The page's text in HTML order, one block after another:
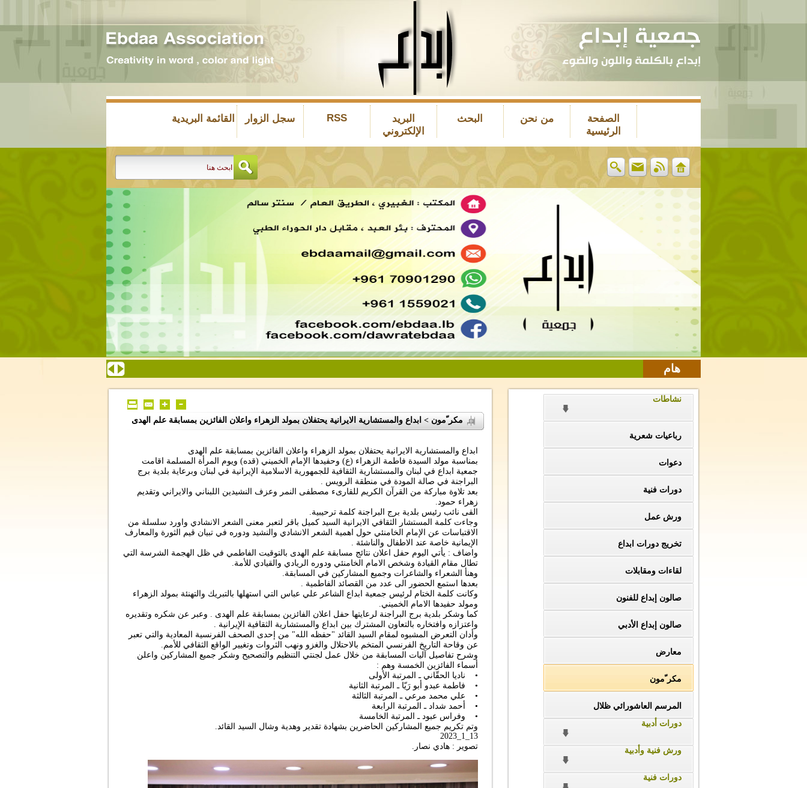
الصفحة
الرئيسية
من نحن البحث
البريد
الإلكتروني
RSS سجل الزوار القائمة البريدية
هام
نشاطات
رباعيات شعرية
دعوات
دورات فنية
ورش عمل
تخريج دورات ابداع
لقاءات ومقابلات
صالون إبداع للفنون
صالون إبداع الأدبي
معارض
مكر ّمون
المرسم العاشورائي ظلال
دورات أدبية
ورش فنية وأدبية
دورات فنية
مكر ّمون > ابداع والمستشارية الايرانية يحتفلان بمولد الزهراء واعلان الفائزين بمسابقة علم الهدى
ابداع والمستشارية الايرانية يحتفلان بمولد الزهراء واعلان الفائزين بمسابقة علم الهدى
بمناسبة مولد السيدة فاطمة الزهراء (ع) وحفيدها الإمام الخميني (قده) ويوم المرأة المسلمة اقامت
جمعية ابداع في لبنان والمستشارية الثقافية للجمهورية الاسلامية الإيرانية في لبنان وبرعاية بلدية برج
البراجنة في صالة المودة في منطقة الرويس .
بعد تلاوة مباركة من القرآن الكريم للقارىء مصطفى النمر وعزف النشيدين اللبناني والايراني وتقديم
زهراء حمود.
القى نائب رئيس بلدية برج البراجنة كلمة ترحيبية.
وجاءت كلمة المستشار الثقافي الايرانية السيد كميل باقر لتعبر معنى الشعر الانشادي واورد سلسلة من
الاقتباسات عن الإمام الخامنئي حول اهمية الشعر الانشادي والنشيد ودوره في تبيان قيم الثورة والمعارف
الإيمانية خاصة عند الاطفال والناشئة .
واضاف : يأتي اليوم حفل اعلان نتائج مسابقة علم الهدى بالتوقيت الفاطمي في ظل الهجمة الشرسة التي
تطال مقام القيادة وشخص الامام الخامنئي ودوره الريادي والقيادي للأمة.
وهنأ الشعراء والشاعرات وجميع المشاركين في المسابقة.
بعدها استمع الحضور الى عدد من القصائد الفاطمية .
وكانت كلمة الختام لرئيس جمعية ابداع الشاعر علي عباس التي استهلها بالتبريك والتهنئة بمولد الزهراء
ومولد حفيدها الامام الخميني.
كما وشكر بلدية برج البراجنة لرعايتها حفل اعلان الفائزين بمسابقة علم الهدى . وعبر عن شكره وتقديره
واعتزازه وافتخاره بالتعاون المشترك بين ابداع والمستشارية الثقافية الإيرانية .
وأدان التعرض المشبوه لمقام السيد القائد "حفظه الله" من إحدى الصحف الفرنسية المعادية والتي تعبر
عن وقاحة التاريخ الفرنسي المتخم بالاحتلال والغزو ونهب الثروات وتغيير الواقع الثقافي للأمم.
وشرح تفاصيل آليات المسابقة من خلال عمل لجنتي التنظيم والتصحيح وشكر جميع المشاركين واعلن
أسماء الفائزين الخمسة وهم :
• ناديا الحقّاني ـ المرتبة الأولى
• فاطمة عبدو أبو رَيّا ـ المرتبة الثانية
• علي محمد مرعي ـ المرتبة الثالثة
• أحمد شداد ـ المرتبة الرابعة
• وفراس عبود ـ المرتبة الخامسة
وتم تكريم جميع المشاركين الحاضرين بشهادة تقدير وهدية وشال السيد القائد.
13_1_2023
تصوير : هادي نصار.